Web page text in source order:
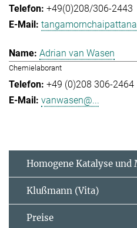
+49(0)208/306-2443
Adrian van Wasen
Chemielaborant
+49 (0)208 306-2464
vanwasen@...
Homogene Katalyse
Klußmann (Vita)
Preise